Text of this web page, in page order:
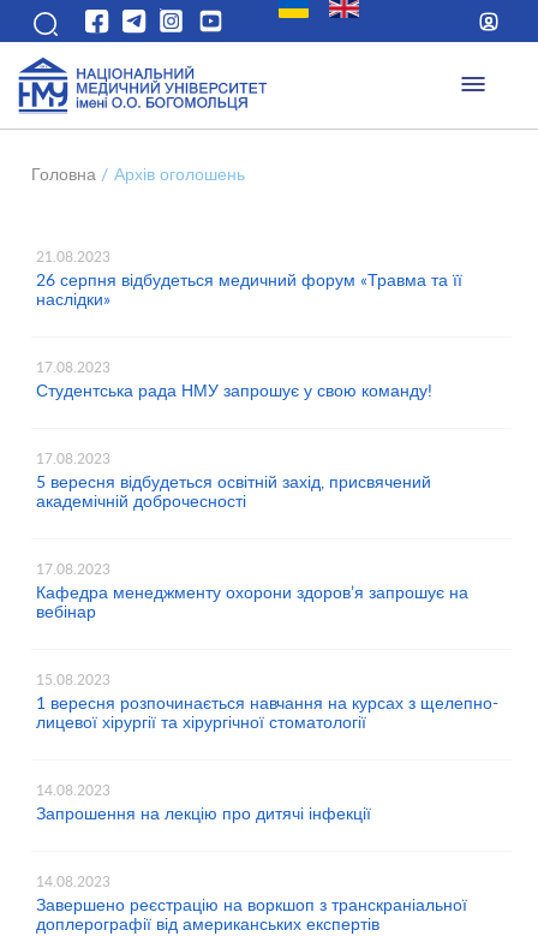
Головна / Архів оголошень
21.08.2023
26 серпня відбудеться медичний форум «Травма та її
наслідки»
17.08.2023
Студентська рада НМУ запрошує у свою команду!
17.08.2023
5 вересня відбудеться освітній захід, присвячений
академічній доброчесності
17.08.2023
Кафедра менеджменту охорони здоров’я запрошує на
вебінар
15.08.2023
1 вересня розпочинається навчання на курсах з щелепно-
лицевої хірургії та хірургічної стоматології
14.08.2023
Запрошення на лекцію про дитячі інфекції
14.08.2023
Завершено реєстрацію на воркшоп з транскраніальної
доплерографії від американських експертів